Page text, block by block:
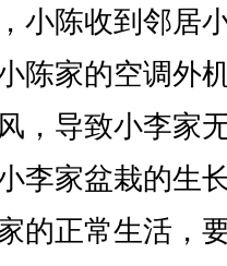
小陈收到邻居
陈家的空调外
，导致小李家
李家盆栽的生
的正常生活，